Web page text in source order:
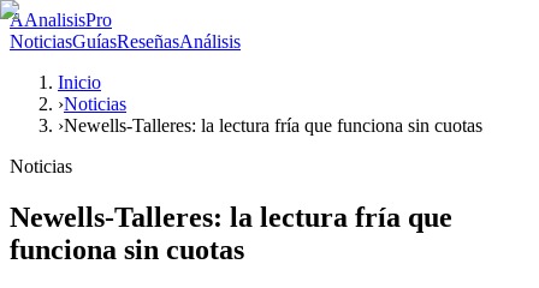
AAnalisisPro
NoticiasGuíasReseñasAnálisis
Inicio
›Noticias
›Newells-Talleres: la lectura fría que funciona sin cuotas
Noticias
Newells-Talleres: la lectura fría que
funciona sin cuotas